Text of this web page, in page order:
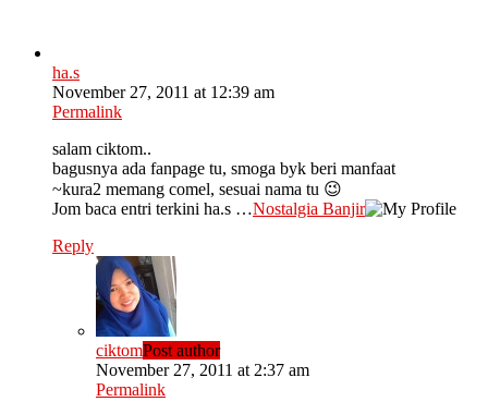
ha.s
November 27, 2011 at 12:39 am
Permalink
salam ciktom..
bagusnya ada fanpage tu, smoga byk beri manfaat
~kura2 memang comel, sesuai nama tu 😉
Jom baca entri terkini ha.s …Nostalgia Banjir
Reply
ciktomPost author
November 27, 2011 at 2:37 am
Permalink